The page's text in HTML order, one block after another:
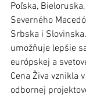
Poľska,
Severného
Srbska i
umožňuje lepšie
európskej a
Cena Živa vznikla
odbornej